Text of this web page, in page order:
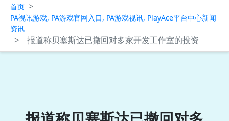
首页 >
PA视讯游戏, PA游戏官网入口, PA游戏视讯, PlayAce平台中心新闻
资讯
> 报道称贝塞斯达已撤回对多家开发工作室的投资